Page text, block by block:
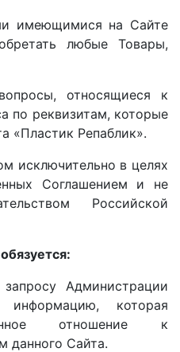
имеющимися на Сайте
любые Товары,
относящиеся к
по реквизитам, которые
«Пластик Репаблик».
исключительно в целях
Соглашением и не
Российской
Администрации
информацию, которая
отношение к
данного Сайта.